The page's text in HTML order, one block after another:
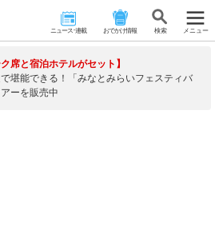
ニュース･連載 おでかけ情報 検 索 メニュー
ク席と宿泊ホテルがセット】
堪能できる！「みなとみらいフェスティバ
ーを販売中